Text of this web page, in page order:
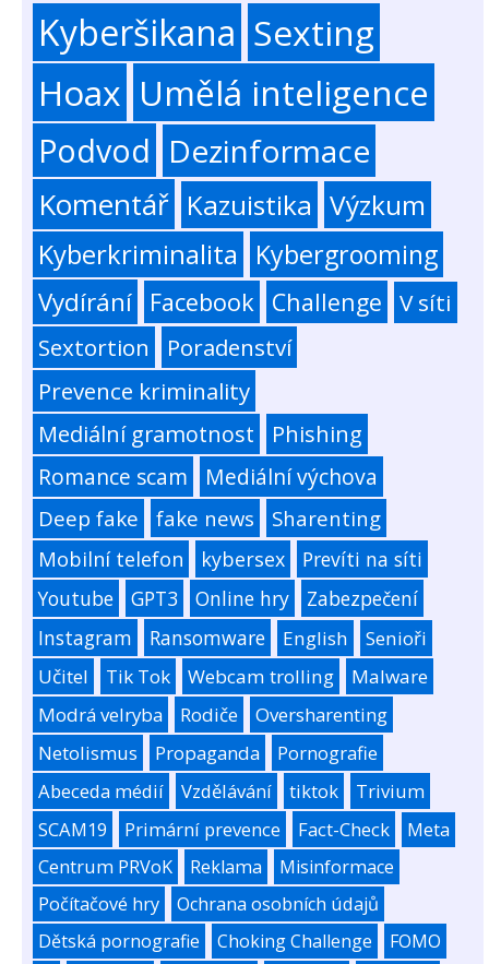
Kyberšikana Sexting
Hoax Umělá inteligence
Podvod Dezinformace
Komentář Kazuistika Výzkum
Kyberkriminalita Kybergrooming
Vydírání Facebook Challenge
V síti
Sextortion
Poradenství
Prevence kriminality
Mediální gramotnost
Phishing
Romance scam
Mediální výchova
Deep fake fake news Sharenting
Mobilní telefon kybersex
Prevíti na síti
Youtube
GPT3 Online hry
Zabezpečení
Instagram
Ransomware English
Senioři
Učitel
Tik Tok Webcam trolling
Malware
Modrá velryba
Rodiče
Oversharenting
Netolismus
Propaganda
Pornografie
Abeceda médií
Vzdělávání tiktok
Trivium
SCAM19
Primární prevence Fact-Check
Meta
Centrum PRVoK
Reklama
Misinformace
Počítačové hry
Ochrana osobních údajů
Dětská pornografie
Choking Challenge
FOMO